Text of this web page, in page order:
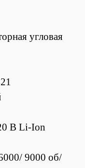
угловая
В Li-Ion
9000 об/